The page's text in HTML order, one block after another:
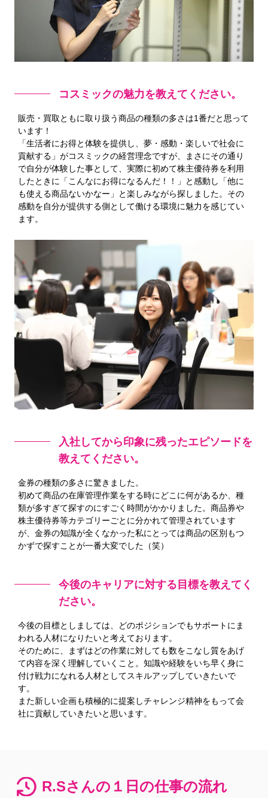
コスミックの魅力を教えてください。
販売・買取ともに取り扱う商品の種類の多さは1番だと思って
います！
「生活者にお得と体験を提供し、夢・感動・楽しいで社会に
貢献する」がコスミックの経営理念ですが、まさにその通り
で自分が体験した事として、実際に初めて株主優待券を利用
したときに「こんなにお得になるんだ！！」と感動し「他に
も使える商品ないかなー」と楽しみながら探しました。その
感動を自分が提供する側として働ける環境に魅力を感じてい
ます。
入社してから印象に残ったエピソードを
教えてください。
金券の種類の多さに驚きました。
初めて商品の在庫管理作業をする時にどこに何があるか、種
類が多すぎて探すのにすごく時間がかかりました。商品券や
株主優待券等カテゴリーごとに分かれて管理されています
が、金券の知識が全くなかった私にとっては商品の区別もつ
かずで探すことが一番大変でした（笑）
今後のキャリアに対する目標を教えてく
ださい。
今後の目標としましては、どのポジションでもサポートにま
われる人材になりたいと考えております。
そのために、まずはどの作業に対しても数をこなし質をあげ
て内容を深く理解していくこと。知識や経験をいち早く身に
付け戦力になれる人材としてスキルアップしていきたいで
す。
また新しい企画も積極的に提案しチャレンジ精神をもって会
社に貢献していきたいと思います。
R.Sさんの１日の仕事の流れ